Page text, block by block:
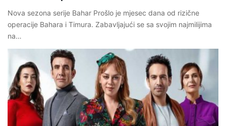
Nova sezona serije Bahar Prošlo je mjesec dana od rizične
operacije Bahara i Timura. Zabavljajući se sa svojim najmilijima
na…